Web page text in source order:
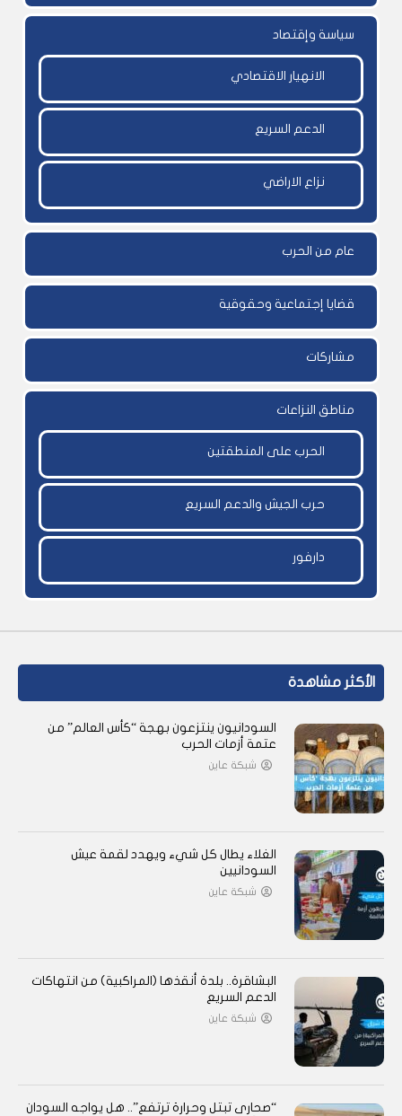
سياسة وإقتصاد
الانهيار الاقتصادي
الدعم السريع
نزاع الاراضي
عام من الحرب
قضايا إجتماعية وحقوقية
مشاركات
مناطق النزاعات
الحرب على المنطقتين
حرب الجيش والدعم السريع
دارفور
الأكثر مشاهدة
السودانيون ينتزعون بهجة “كأس العالم” من
عتمة أزمات الحرب
شبكة عاين
الغلاء يطال كل شيء ويهدد لقمة عيش
السودانيين
شبكة عاين
البشاقرة.. بلدة أنقذها (المراكبية) من انتهاكات
الدعم السريع
شبكة عاين
“صحارى تبتل وحرارة ترتفع”.. هل يواجه السودان